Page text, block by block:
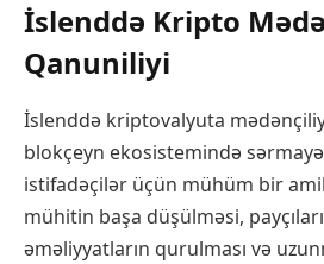
İslenddə Kripto
Qanuniliyi
İslenddə kriptovalyuta
blokçeyn ekosistemində
istifadəçilər üçün mühüm bir
mühitin başa düşülməsi,
əməliyyatların qurulması və